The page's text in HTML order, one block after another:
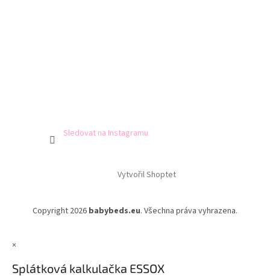
Sledovat na Instagramu
Vytvořil Shoptet
Copyright 2026 babybeds.eu. Všechna práva vyhrazena.
×
Splátková kalkulačka ESSOX